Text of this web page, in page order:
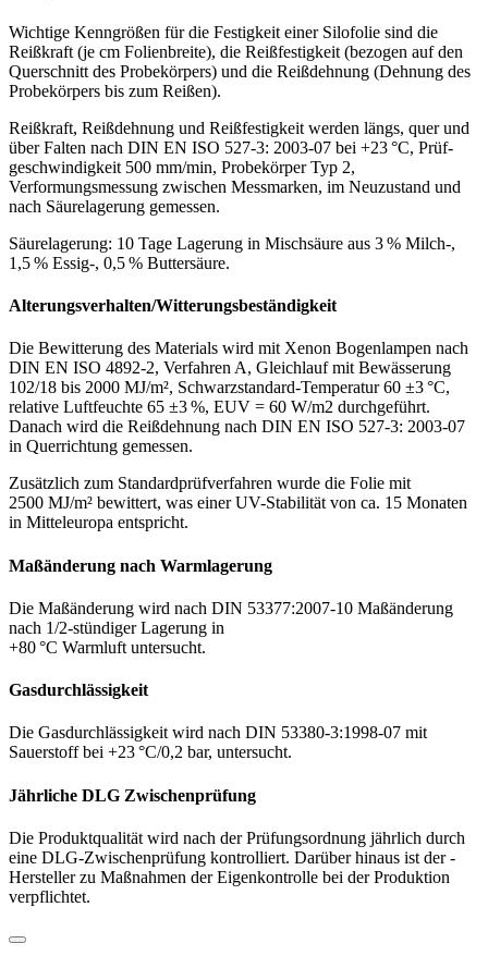
Wichtige Kenngrößen für die Festigkeit einer Silofolie sind die
Reißkraft (je cm Folienbreite), die Reißfestigkeit (bezogen auf den
Querschnitt des Probekörpers) und die Reißdehnung (Dehnung des
Probekörpers bis zum Reißen).
Reißkraft, Reißdehnung und Reißfestigkeit werden längs, quer und
über Falten nach DIN EN ISO 527-3: 2003-07 bei +23 °C, Prüf­
geschwindigkeit 500 mm/min, Probe­körper Typ 2,
Verformungsmessung zwischen Messmarken, im Neu­zustand und
nach Säure­lagerung gemessen.
Säurelagerung: 10 Tage Lagerung in Mischsäure aus 3 % Milch-,
1,5 % Essig-, 0,5 % Buttersäure.
Alterungsverhalten/Witterungsbeständigkeit
Die Bewitterung des Materials wird mit Xenon Bogenlampen nach
DIN EN ISO 4892-2, Verfahren A, Gleichlauf mit Bewässerung
102/18 bis 2000 MJ/m², Schwarzstandard-Temperatur 60 ±3 °C,
relative Luftfeuchte 65 ±3 %, EUV = 60 W/m2 durchgeführt.
Danach wird die Reißdehnung nach DIN EN ISO 527-3: 2003-07
in Querrichtung gemessen.
Zusätzlich zum Standardprüf­verfahren wurde die Folie mit
2500 MJ/m² bewittert, was einer UV-Stabilität von ca. 15 Monaten
in Mitteleuropa entspricht.
Maßänderung nach Warmlagerung
Die Maßänderung wird nach DIN 53377:2007-10 Maßänderung
nach 1/2-stündiger Lagerung in
+80 °C Warmluft untersucht.
Gasdurchlässigkeit
Die Gasdurchlässigkeit wird nach DIN 53380-3:1998-07 mit
Sauerstoff bei +23 °C/0,2 bar, untersucht.
Jährliche DLG Zwischenprüfung
Die Produktqualität wird nach der Prüfungsordnung jährlich durch
eine DLG-Zwischenprüfung kon­trolliert. Darüber hinaus ist der ­
Hersteller zu Maßnahmen der Eigen­kontrolle bei der Produktion
verpflichtet.